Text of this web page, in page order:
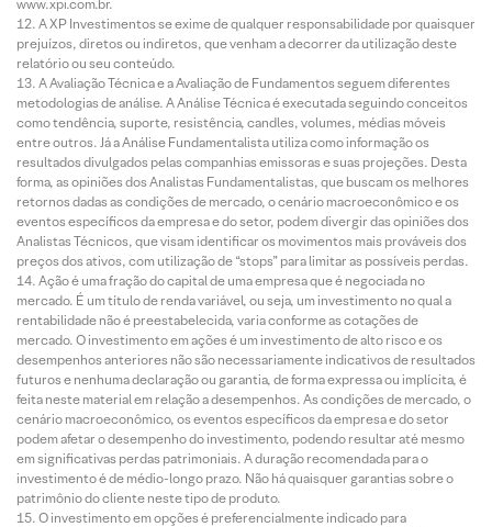
www.xpi.com.br.
A XP Investimentos se exime de qualquer responsabilidade por quaisquer
prejuízos, diretos ou indiretos, que venham a decorrer da utilização deste
relatório ou seu conteúdo.
A Avaliação Técnica e a Avaliação de Fundamentos seguem diferentes
metodologias de análise. A Análise Técnica é executada seguindo conceitos
como tendência, suporte, resistência, candles, volumes, médias móveis
entre outros. Já a Análise Fundamentalista utiliza como informação os
resultados divulgados pelas companhias emissoras e suas projeções. Desta
forma, as opiniões dos Analistas Fundamentalistas, que buscam os melhores
retornos dadas as condições de mercado, o cenário macroeconômico e os
eventos específicos da empresa e do setor, podem divergir das opiniões dos
Analistas Técnicos, que visam identificar os movimentos mais prováveis dos
preços dos ativos, com utilização de “stops” para limitar as possíveis perdas.
Ação é uma fração do capital de uma empresa que é negociada no
mercado. É um título de renda variável, ou seja, um investimento no qual a
rentabilidade não é preestabelecida, varia conforme as cotações de
mercado. O investimento em ações é um investimento de alto risco e os
desempenhos anteriores não são necessariamente indicativos de resultados
futuros e nenhuma declaração ou garantia, de forma expressa ou implícita, é
feita neste material em relação a desempenhos. As condições de mercado, o
cenário macroeconômico, os eventos específicos da empresa e do setor
podem afetar o desempenho do investimento, podendo resultar até mesmo
em significativas perdas patrimoniais. A duração recomendada para o
investimento é de médio-longo prazo. Não há quaisquer garantias sobre o
patrimônio do cliente neste tipo de produto.
O investimento em opções é preferencialmente indicado para